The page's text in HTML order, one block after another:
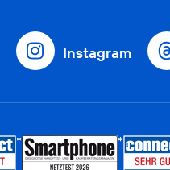
Instagram